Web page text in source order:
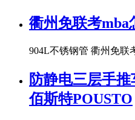
衢州免联考mba
904L不锈钢管 衢州免联
防静电三层手推
佰斯特POUSTO